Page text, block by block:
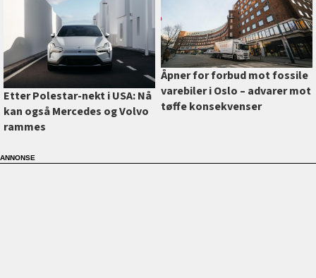
Etter Polestar-nekt i USA: Nå
kan også Mercedes og Volvo
rammes
Åpner for forbud mot fossile
varebiler i Oslo –⁠ advarer mot
tøffe konsekvenser